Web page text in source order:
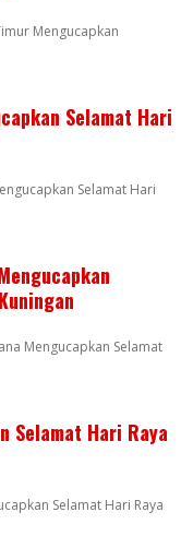
Mengucapkan
Selamat Hari
Selamat Hari
Mengucapkan Selamat
Selamat Hari Raya
Selamat Hari Raya